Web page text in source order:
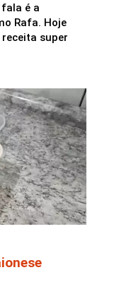
é a
Rafa. Hoje
super